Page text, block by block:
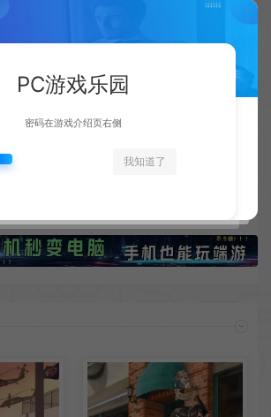
PC游戏乐园
密码在游戏介绍页右侧
我知道了